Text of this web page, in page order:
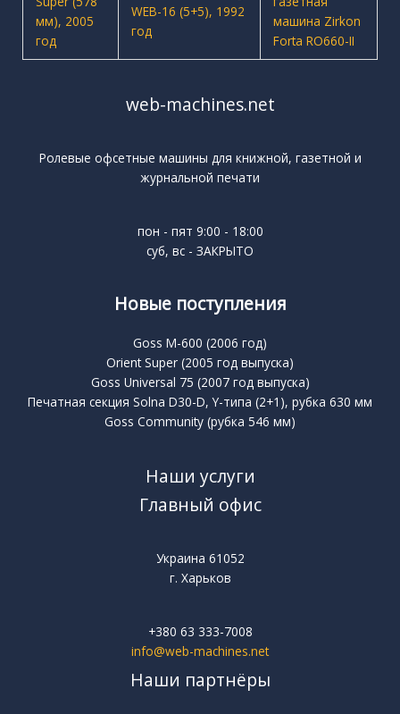
web-machines.net
Ролевые офсетные машины для книжной, газетной и
журнальной печати
пон - пят 9:00 - 18:00
суб, вс - ЗАКРЫТО
Новые поступления
Goss M-600 (2006 год)
Orient Super (2005 год выпуска)
Goss Universal 75 (2007 год выпуска)
Печатная секция Solna D30-D, Y-типа (2+1), рубка 630 мм
Goss Community (рубка 546 мм)
Наши услуги
Главный офис
Украина 61052
г. Харьков
+380 63 333-7008
info@web-machines.net
Наши партнёры